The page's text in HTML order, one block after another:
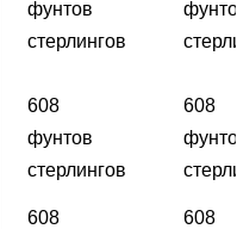
фунтов
стерлингов
608
фунтов
стерлингов
608
608
608